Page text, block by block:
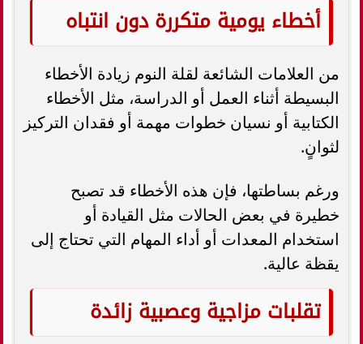
أخطاء يومية متكررة دون انتباه
من العلامات الشائعة لقلة النوم زيادة الأخطاء
البسيطة أثناء العمل أو الدراسة، مثل الأخطاء
الكتابية أو نسيان خطوات مهمة أو فقدان التركيز
لثوانٍ.
ورغم بساطتها، فإن هذه الأخطاء قد تصبح
خطيرة في بعض الحالات مثل القيادة أو
استخدام المعدات أو أداء المهام التي تحتاج إلى
يقظة عالية.
تقلبات مزاجية وعصبية زائدة